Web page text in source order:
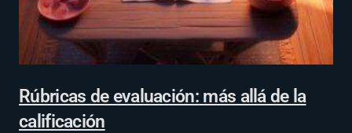
Rúbricas de evaluación: más allá de la
calificación